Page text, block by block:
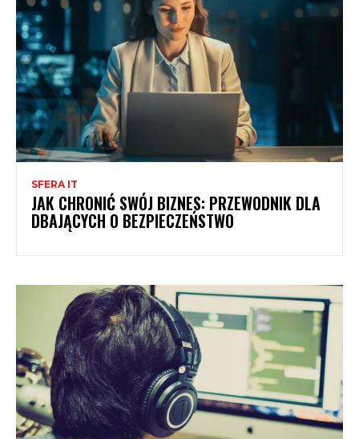
SFERA IT
JAK CHRONIĆ SWÓJ BIZNES: PRZEWODNIK DLA
DBAJĄCYCH O BEZPIECZEŃSTWO